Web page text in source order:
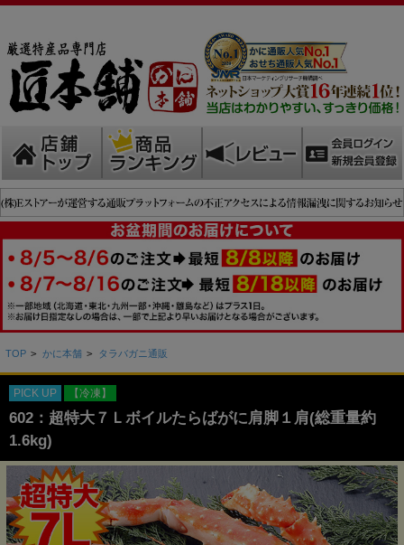
TOP > かに本舗 > タラバガニ通販
PICK UP 【冷凍】
602：超特大７Ｌボイルたらばがに肩脚１肩(総重量約
1.6kg)